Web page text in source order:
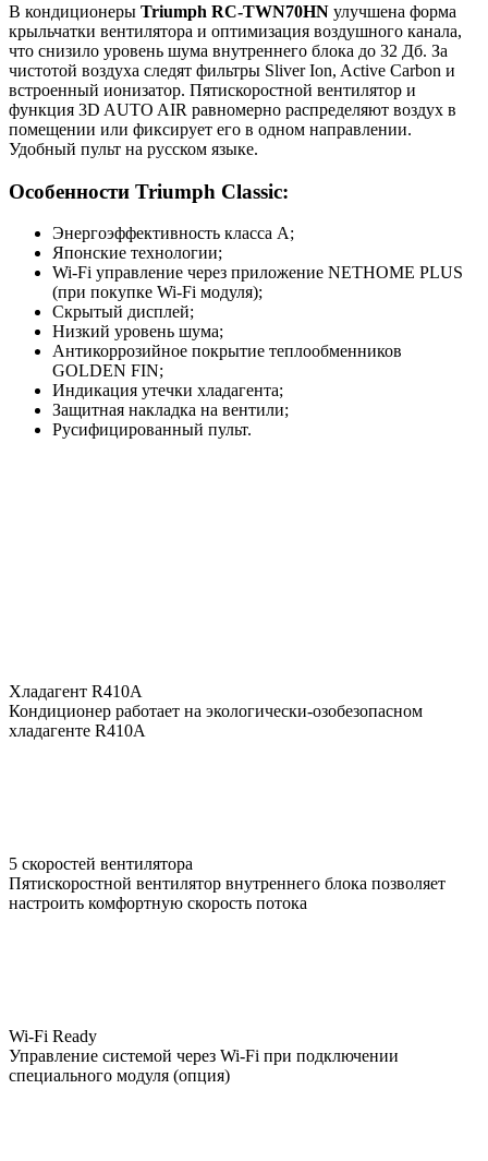
В кондиционеры Triumph RC-TWN70HN улучшена форма
крыльчатки вентилятора и оптимизация воздушного канала,
что снизило уровень шума внутреннего блока до 32 Дб. За
чистотой воздуха следят фильтры Sliver Ion, Active Carbon и
встроенный ионизатор. Пятискоростной вентилятор и
функция 3D AUTO AIR равномерно распределяют воздух в
помещении или фиксирует его в одном направлении.
Удобный пульт на русском языке.
Особенности Triumph Classic:
Энергоэффективность класса А;
Японские технологии;
Wi-Fi управление через приложение NETHOME PLUS
(при покупке Wi-Fi модуля);
Скрытый дисплей;
Низкий уровень шума;
Антикоррозийное покрытие теплообменников
GOLDEN FIN;
Индикация утечки хладагента;
Защитная накладка на вентили;
Русифицированный пульт.
Хладагент R410A
Кондиционер работает на экологически-озобезопасном
хладагенте R410A
5 скоростей вентилятора
Пятискоростной вентилятор внутреннего блока позволяет
настроить комфортную скорость потока
Wi-Fi Ready
Управление системой через Wi-Fi при подключении
специального модуля (опция)